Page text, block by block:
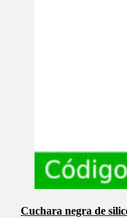
Cuchara negra de